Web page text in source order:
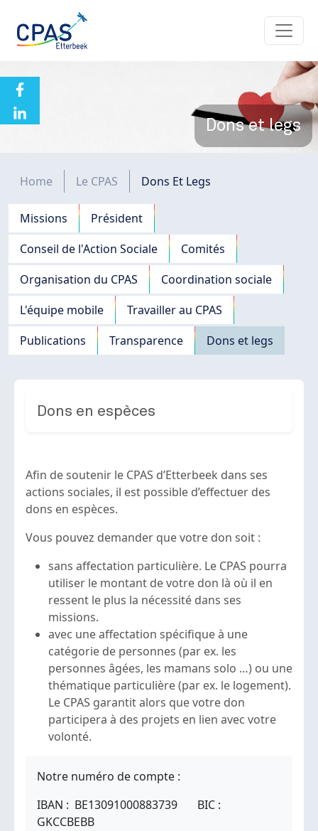
Dons et legs
Fil d'Ariane
Home Le CPAS Dons Et Legs
Navigation principale
Missions
Président
Conseil de l'Action Sociale
Comités
Organisation du CPAS
Coordination sociale
L'équipe mobile
Travailler au CPAS
Publications
Transparence Dons et legs
Dons en espèces
Afin de soutenir le CPAS d’Etterbeek dans ses
actions sociales, il est possible d’effectuer des
dons en espèces.
Vous pouvez demander que votre don soit :
sans affectation particulière. Le CPAS pourra
utiliser le montant de votre don là où il en
ressent le plus la nécessité dans ses
missions.
avec une affectation spécifique à une
catégorie de personnes (par ex. les
personnes âgées, les mamans solo …) ou une
thématique particulière (par ex. le logement).
Le CPAS garantit alors que votre don
participera à des projets en lien avec votre
volonté.
Notre numéro de compte :
IBAN : BE13091000883739 BIC :
GKCCBEBB